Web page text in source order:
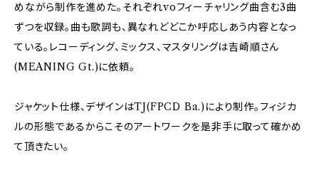
めながら制作を進めた。それぞれvoフィーチャリング曲含む3曲
ずつを収録。曲も歌詞も、異なれどどこか呼応しあう内容となっ
ている。レコーディング、ミックス、マスタリングは吉崎順さん
(MEANING Gt.)に依頼。
ジャケット仕様、デザインはTJ(FPCD Ba.)により制作。フィジカ
ルの形態であるからこそのアートワークを是非手に取って確かめ
て頂きたい。